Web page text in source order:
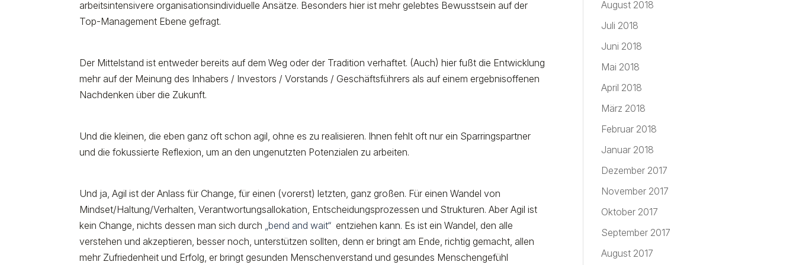
arbeitsintensivere organisationsindividuelle Ansätze. Besonders hier ist mehr gelebtes Bewusstsein auf der
Top-Management Ebene gefragt.
Der Mittelstand ist entweder bereits auf dem Weg oder der Tradition verhaftet. (Auch) hier fußt die Entwicklung
mehr auf der Meinung des Inhabers / Investors / Vorstands / Geschäftsführers als auf einem ergebnisoffenen
Nachdenken über die Zukunft.
Und die kleinen, die eben ganz oft schon agil, ohne es zu realisieren. Ihnen fehlt oft nur ein Sparringspartner
und die fokussierte Reflexion, um an den ungenutzten Potenzialen zu arbeiten.
Und ja, Agil ist der Anlass für Change, für einen (vorerst) letzten, ganz großen. Für einen Wandel von
Mindset/Haltung/Verhalten, Verantwortungsallokation, Entscheidungsprozessen und Strukturen. Aber Agil ist
kein Change, nichts dessen man sich durch „bend and wait“ entziehen kann. Es ist ein Wandel, den alle
verstehen und akzeptieren, besser noch, unterstützen sollten, denn er bringt am Ende, richtig gemacht, allen
mehr Zufriedenheit und Erfolg, er bringt gesunden Menschenverstand und gesundes Menschengefühl
August 2018
Juli 2018
Juni 2018
Mai 2018
April 2018
März 2018
Februar 2018
Januar 2018
Dezember 2017
November 2017
Oktober 2017
September 2017
August 2017